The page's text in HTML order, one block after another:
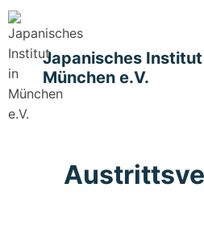
Zum
Inhalt
springenJapanisches
München e.V.